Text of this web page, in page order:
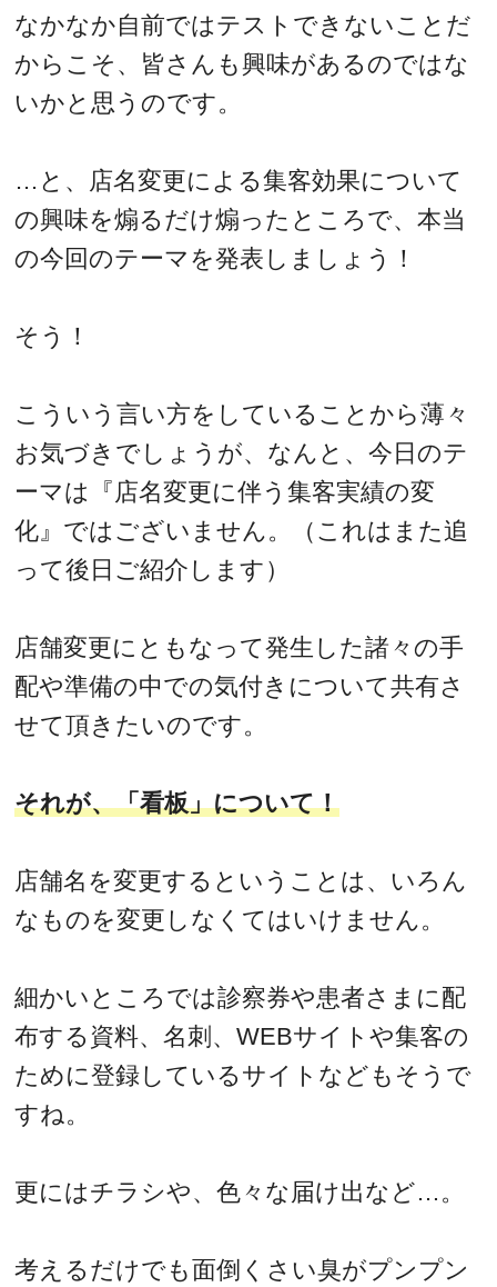
なかなか自前ではテストできないことだ
からこそ、皆さんも興味があるのではな
いかと思うのです。
…と、店名変更による集客効果について
の興味を煽るだけ煽ったところで、本当
の今回のテーマを発表しましょう！
そう！
こういう言い方をしていることから薄々
お気づきでしょうが、なんと、今日のテ
ーマは『店名変更に伴う集客実績の変
化』ではございません。（これはまた追
って後日ご紹介します）
店舗変更にともなって発生した諸々の手
配や準備の中での気付きについて共有さ
せて頂きたいのです。
それが、「看板」について！
店舗名を変更するということは、いろん
なものを変更しなくてはいけません。
細かいところでは診察券や患者さまに配
布する資料、名刺、WEBサイトや集客の
ために登録しているサイトなどもそうで
すね。
更にはチラシや、色々な届け出など…。
考えるだけでも面倒くさい臭がプンプン